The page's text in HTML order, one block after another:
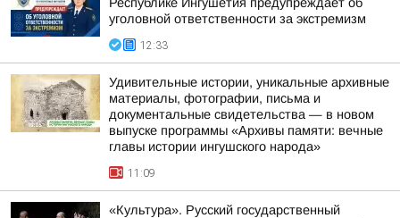
уголовной ответственности за экстремизм
12:33
Удивительные истории, уникальные архивные
материалы, фотографии, письма и
документальные свидетельства — в новом
выпуске программы «Архивы памяти: вечные
главы истории ингушского народа»
11:09
«Культура». Русский государственный